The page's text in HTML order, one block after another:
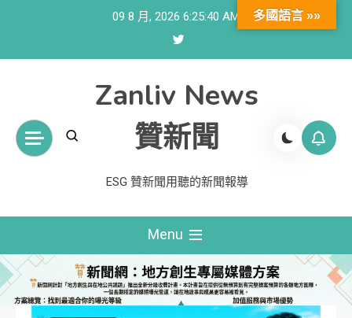
09 8 月, 2026 6:25:41 AM
Zanliv News
贊新聞
ESG 贊新聞用聽的新聞報導
Menu
多國語言 »»